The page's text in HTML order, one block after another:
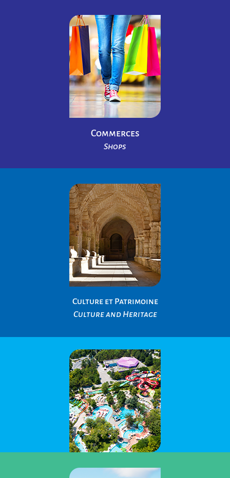
Commerces
Shops
Culture et Patrimoine
Culture and Heritage
Parcs de Loisirs